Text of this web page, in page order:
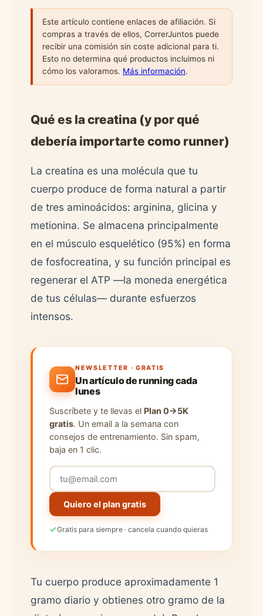
Este artículo contiene enlaces de afiliación. Si
compras a través de ellos, CorrerJuntos puede
recibir una comisión sin coste adicional para ti.
Esto no determina qué productos incluimos ni
cómo los valoramos. Más información.
Qué es la creatina (y por qué
debería importarte como runner)
La creatina es una molécula que tu
cuerpo produce de forma natural a partir
de tres aminoácidos: arginina, glicina y
metionina. Se almacena principalmente
en el músculo esquelético (95%) en forma
de fosfocreatina, y su función principal es
regenerar el ATP —la moneda energética
de tus células— durante esfuerzos
intensos.
NEWSLETTER · GRATIS
Un artículo de running cada
lunes
Suscríbete y te llevas el Plan 0→5K
gratis. Un email a la semana con
consejos de entrenamiento. Sin spam,
baja en 1 clic.
Quiero el plan gratis
Gratis para siempre · cancela cuando quieras
Tu cuerpo produce aproximadamente 1
gramo diario y obtienes otro gramo de la